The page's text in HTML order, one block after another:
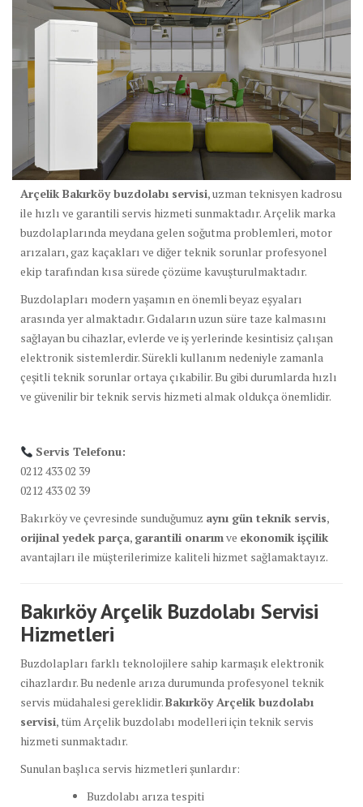
Arçelik Bakırköy buzdolabı servisi, uzman teknisyen kadrosu
ile hızlı ve garantili servis hizmeti sunmaktadır. Arçelik marka
buzdolaplarında meydana gelen soğutma problemleri, motor
arızaları, gaz kaçakları ve diğer teknik sorunlar profesyonel
ekip tarafından kısa sürede çözüme kavuşturulmaktadır.
Buzdolapları modern yaşamın en önemli beyaz eşyaları
arasında yer almaktadır. Gıdaların uzun süre taze kalmasını
sağlayan bu cihazlar, evlerde ve iş yerlerinde kesintisiz çalışan
elektronik sistemlerdir. Sürekli kullanım nedeniyle zamanla
çeşitli teknik sorunlar ortaya çıkabilir. Bu gibi durumlarda hızlı
ve güvenilir bir teknik servis hizmeti almak oldukça önemlidir.
Servis Telefonu:
0212 433 02 39
0212 433 02 39
Bakırköy ve çevresinde sunduğumuz aynı gün teknik servis,
orijinal yedek parça, garantili onarımve ekonomik işçilik
avantajları ile müşterilerimize kaliteli hizmet sağlamaktayız.
Bakırköy Arçelik Buzdolabı Servisi
Hizmetleri
Buzdolapları farklı teknolojilere sahip karmaşık elektronik
cihazlardır. Bu nedenle arıza durumunda profesyonel teknik
servis müdahalesi gereklidir.Bakırköy Arçelik buzdolabı
servisi, tüm Arçelik buzdolabı modelleri için teknik servis
hizmeti sunmaktadır.
Sunulan başlıca servis hizmetleri şunlardır:
Buzdolabı arıza tespiti